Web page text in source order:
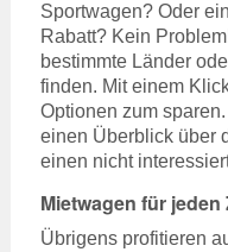
Sportwagen? Oder
Rabatt? Kein
bestimmte Länder
finden. Mit einem
Optionen zum
einen Überblick über
einen nicht
Mietwagen für jeden
Übrigens profitieren